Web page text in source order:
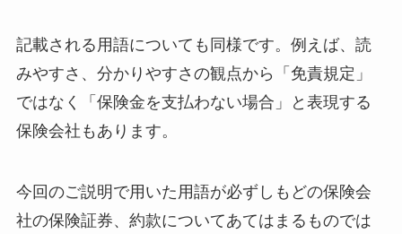
記載される用語についても同様です。例えば、読
みやすさ、分かりやすさの観点から「免責規定」
ではなく「保険金を支払わない場合」と表現する
保険会社もあります。
今回のご説明で用いた用語が必ずしもどの保険会
社の保険証券、約款についてあてはまるものでは